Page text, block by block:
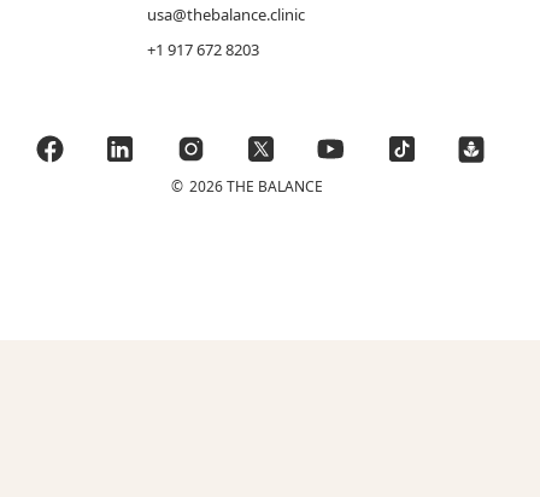
usa@thebalance.clinic
+1 917 672 8203
© 2026 THE BALANCE